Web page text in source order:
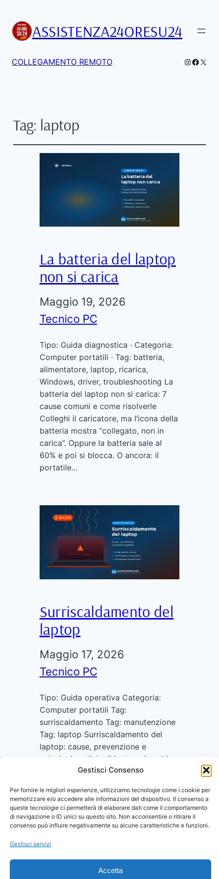
Gestisci Consenso
Per fornire le migliori esperienze, utilizziamo tecnologie come i cookie per
memorizzare e/o accedere alle informazioni del dispositivo. Il consenso a
queste tecnologie ci permetterà di elaborare dati come il comportamento
di navigazione o ID unici su questo sito. Non acconsentire o ritirare il
consenso può influire negativamente su alcune caratteristiche e funzioni.
Gestisci servizi
Accetta
ASSISTENZA24ORESU24
COLLEGAMENTO REMOTO X
Tag: laptop
La batteria del laptop
non si carica
Maggio 19, 2026
Tecnico PC
Tipo: Guida diagnostica · Categoria:
Computer portatili · Tag: batteria,
alimentatore, laptop, ricarica,
Windows, driver, troubleshooting La
batteria del laptop non si carica: 7
cause comuni e come risolverle
Colleghi il caricatore, ma l’icona della
batteria mostra “collegato, non in
carica”. Oppure la batteria sale al
60% e poi si blocca. O ancora: il
portatile…
Surriscaldamento del
laptop
Maggio 17, 2026
Tecnico PC
Tipo: Guida operativa Categoria:
Computer portatili Tag:
surriscaldamento Tag: manutenzione
Tag: laptop Surriscaldamento del
laptop: cause, prevenzione e
soluzioni pratiche Il laptop si scalda
troppo, la ventola gira a tutta
improvvisamente o il computer si
spegne da solo? Sono i sintomi tipici
del surriscaldamento, un problema
molto comune che, se trascurato,…